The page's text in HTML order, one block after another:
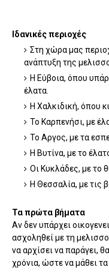
Ιδανικές περιοχές
Στη χώρα μας
ανάπτυξη της
Η Εύβοια, όπου
έλατα.
Η Χαλκιδική, όπου
Το Καρπενήσι, με
Το Αργος, με τα
Η Βυτίνα, με το
Οι Κυκλάδες, με το
Η Θεσσαλία, με τις
Τα πρώτα βήματα
Αν δεν υπάρχει
ασχοληθεί με τη
να αρχίσει να παράγει,
χρόνια, ώστε να μάθει τα